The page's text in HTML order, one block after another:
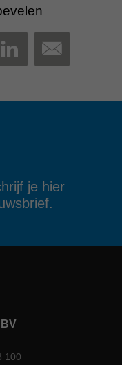
LINKEDIN
MAIL
je hier
100